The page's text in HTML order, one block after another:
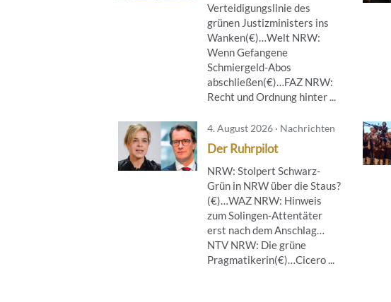
Verteidigungslinie des
grünen Justizministers ins
Wanken(€)…Welt NRW:
Wenn Gefangene
Schmiergeld-Abos
abschließen(€)…FAZ NRW:
Recht und Ordnung hinter ...
4. August 2026 · Nachrichten
Der Ruhrpilot
NRW: Stolpert Schwarz-
Grün in NRW über die Staus?
(€)…WAZ NRW: Hinweis
zum Solingen-Attentäter
erst nach dem Anschlag…
NTV NRW: Die grüne
Pragmatikerin(€)…Cicero ...